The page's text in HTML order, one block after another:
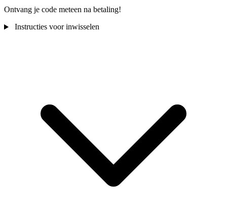
Ontvang je code meteen na betaling!
Instructies voor inwisselen